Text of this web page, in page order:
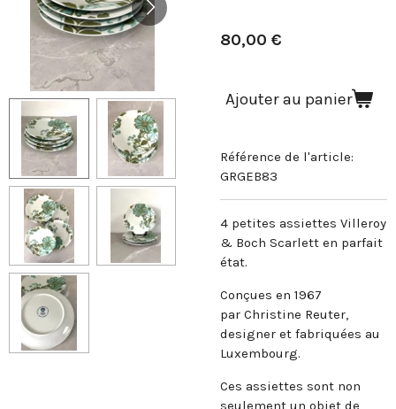
80,00 €
Ajouter au panier
Référence de l'article:
GRGEB83
4 petites assiettes Villeroy
& Boch Scarlett en parfait
état.
Conçues en 1967
par Christine Reuter,
designer et fabriquées au
Luxembourg.
Ces assiettes sont non
seulement un objet de